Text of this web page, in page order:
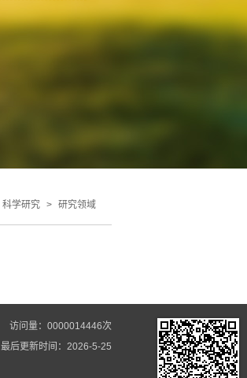
科学研究 > 研究领域
访问量： 0000014446次
最后更新时间： 2026-5-25